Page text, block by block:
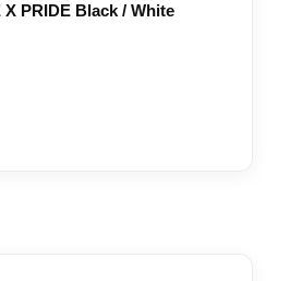
X PRIDE Black / White